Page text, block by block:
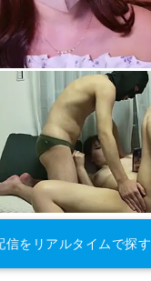
信をリアルタイムで探す